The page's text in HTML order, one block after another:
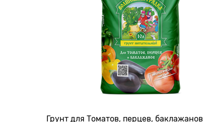
Грунт для Томатов, перцев, баклажанов